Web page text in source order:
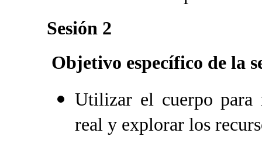
Sesión 2
Objetivo específico de la
Utilizar el cuerpo para
real y explorar los